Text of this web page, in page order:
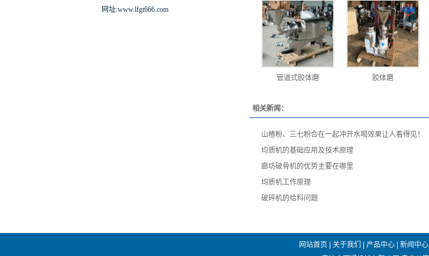
网址:www.lfgt666.com
管道式胶体磨 胶体磨
相关新闻：
山楂粉、三七粉合在一起冲开水喝效果让人看得见！
均质机的基础应用及技术原理
廊坊破骨机的优势主要在哪里
均质机工作原理
破碎机的给料问题
网站首页 | 关于我们 | 产品中心 | 新闻中心